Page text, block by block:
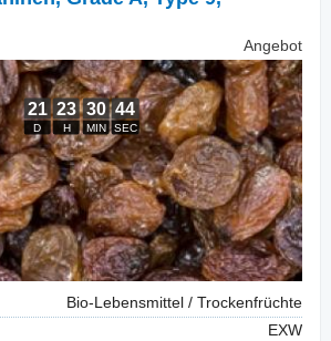
Angebot
Bio-Lebensmittel / Trockenfrüchte
EXW